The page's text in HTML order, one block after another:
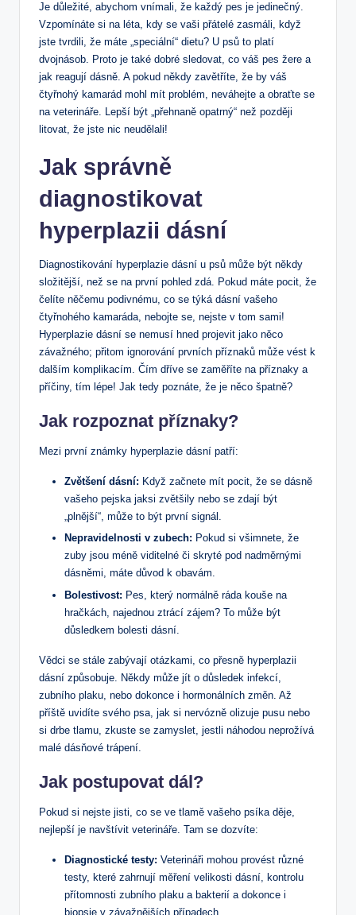
Je důležité, abychom vnímali, že každý pes je jedinečný.
Vzpomínáte si na léta, kdy se vaši přátelé zasmáli, když
jste tvrdili, že máte „speciální“ dietu? U psů to platí
dvojnásob. Proto je také dobré sledovat, co váš pes žere a
jak reagují dásně. A pokud někdy zavětříte, že by váš
čtyřnohý kamarád mohl mít problém, neváhejte a obraťte se
na veterináře. Lepší být „přehnaně opatrný“ než později
litovat, že jste nic neudělali!
Jak správně
diagnostikovat
hyperplazii dásní
Diagnostikování hyperplazie dásní u psů může být někdy
složitější, než se na první pohled zdá. Pokud máte pocit, že
čelíte něčemu podivnému, co se týká dásní vašeho
čtyřnohého kamaráda, nebojte se, nejste v tom sami!
Hyperplazie dásní se nemusí hned projevit jako něco
závažného; přitom ignorování prvních příznaků může vést k
dalším komplikacím. Čím dříve se zaměříte na příznaky a
příčiny, tím lépe! Jak tedy poznáte, že je něco špatně?
Jak rozpoznat příznaky?
Mezi první známky hyperplazie dásní patří:
Zvětšení dásní: Když začnete mít pocit, že se dásně
vašeho pejska jaksi zvětšily nebo se zdají být
„plnější“, může to být první signál.
Nepravidelnosti v zubech: Pokud si všimnete, že
zuby jsou méně viditelné či skryté pod nadměrnými
dásněmi, máte důvod k obavám.
Bolestivost: Pes, který normálně ráda kouše na
hračkách, najednou ztrácí zájem? To může být
důsledkem bolesti dásní.
Vědci se stále zabývají otázkami, co přesně hyperplazii
dásní způsobuje. Někdy může jít o důsledek infekcí,
zubního plaku, nebo dokonce i hormonálních změn. Až
příště uvidíte svého psa, jak si nervózně olizuje pusu nebo
si drbe tlamu, zkuste se zamyslet, jestli náhodou neprožívá
malé dásňové trápení.
Jak postupovat dál?
Pokud si nejste jisti, co se ve tlamě vašeho psíka děje,
nejlepší je navštívit veterináře. Tam se dozvíte:
Diagnostické testy: Veterináři mohou provést různé
testy, které zahrnují měření velikosti dásní, kontrolu
přítomnosti zubního plaku a bakterií a dokonce i
biopsie v závažnějších případech.